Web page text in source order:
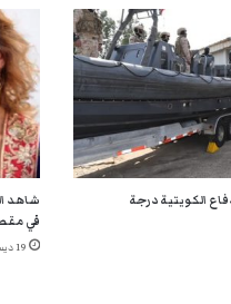
الكويتية درجة
شاهد
في
19 ديسمبر، 2020